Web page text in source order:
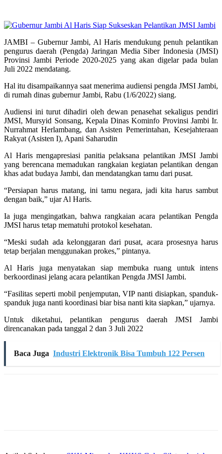
JAMBI – Gubernur Jambi, Al Haris mendukung penuh pelantikan
pengurus daerah (Pengda) Jaringan Media Siber Indonesia (JMSI)
Provinsi Jambi Periode 2020-2025 yang akan digelar pada bulan
Juli 2022 mendatang.
Hal itu disampaikannya saat menerima audiensi pengda JMSI Jambi,
di rumah dinas gubernur Jambi, Rabu (1/6/2022) siang.
Audiensi ini turut dihadiri oleh dewan penasehat sekaligus pendiri
JMSI, Mursyid Sonsang, Kepala Dinas Kominfo Provinsi Jambi Ir.
Nurrahmat Herlambang, dan Asisten Pemerintahan, Kesejahteraan
Rakyat (Asisten I), Apani Saharudin
Al Haris mengapresiasi panitia pelaksana pelantikan JMSI Jambi
yang berencana memadukan rangkaian kegiatan pelantikan dengan
khas adat budaya Jambi, dan mendatangkan tamu dari pusat.
“Persiapan harus matang, ini tamu negara, jadi kita harus sambut
dengan baik,” ujar Al Haris.
Ia juga mengingatkan, bahwa rangkaian acara pelantikan Pengda
JMSI harus tetap mematuhi protokol kesehatan.
“Meski sudah ada kelonggaran dari pusat, acara prosesnya harus
tetap berjalan menggunakan prokes,” pintanya.
Al Haris juga menyatakan siap membuka ruang untuk intens
berkoordinasi jelang acara pelantikan Pengda JMSI Jambi.
“Fasilitas seperti mobil penjemputan, VIP nanti disiapkan, spanduk-
spanduk juga nanti koordinasi biar bisa nanti kita siapkan,” ujarnya.
Untuk diketahui, pelantikan pengurus daerah JMSI Jambi
direncanakan pada tanggal 2 dan 3 Juli 2022
Baca Juga Industri Elektronik Bisa Tumbuh 122 Persen